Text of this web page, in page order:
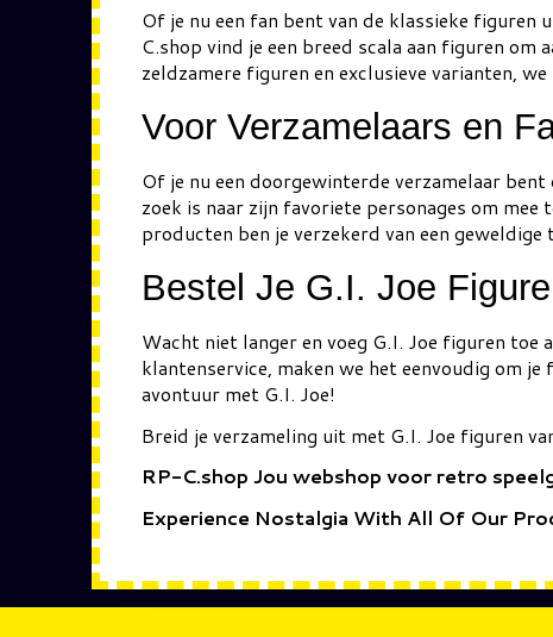
Of je nu een fan bent van de klassieke figuren
C.shop vind je een breed scala aan figuren om
zeldzamere figuren en exclusieve varianten,
Voor Verzamelaars en
Of je nu een doorgewinterde verzamelaar
zoek is naar zijn favoriete personages om
producten ben je verzekerd van een geweldige
Bestel Je G.I. Joe
Wacht niet langer en voeg G.I. Joe figuren toe
klantenservice, maken we het eenvoudig om
avontuur met G.I. Joe!
Breid je verzameling uit met G.I. Joe figuren
RP-C.shop Jou webshop voor retro
Experience Nostalgia With All Of Our